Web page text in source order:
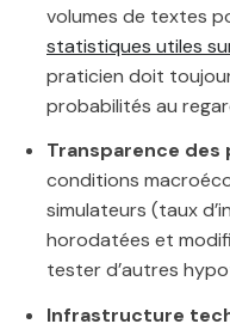
volumes de textes
statistiques utiles
praticien doit
probabilités au
Transparence des
conditions
simulateurs (taux
horodatées et
tester d’autres
Infrastructure